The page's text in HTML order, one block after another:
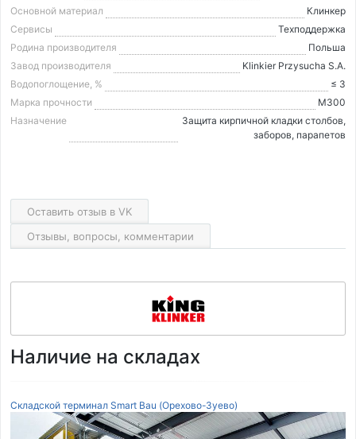
Основной материал
Клинкер
Сервисы
Техподдержка
Родина производителя
Польша
Завод производителя
Klinkier Przysucha S.A.
Водопоглощение, %
≤ 3
Марка прочности
М300
Назначение
Защита кирпичной кладки столбов,
заборов, парапетов
Оставить отзыв в VK
Отзывы, вопросы, комментарии
Наличие на складах
Складской терминал Smart Bau (Орехово-Зуево)